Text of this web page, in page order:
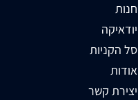
חנות
יודאיקה
סל הקניות
אודות
יצירת קשר